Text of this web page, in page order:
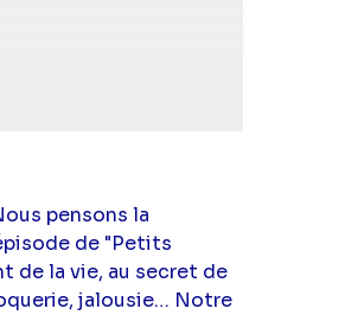
pensons la
de "Petits
de la vie, au secret de
jalousie… Notre